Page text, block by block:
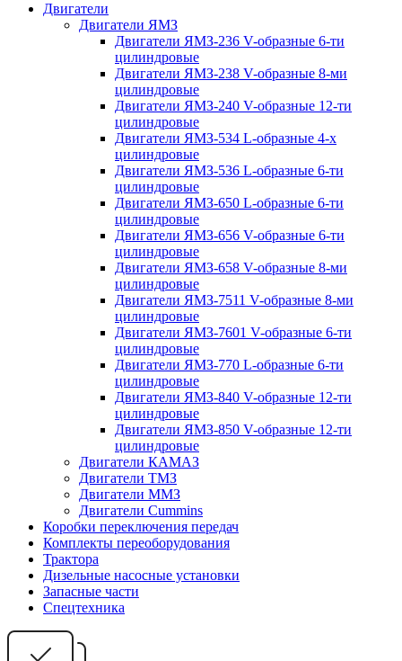
Двигатели
Двигатели ЯМЗ
Двигатели ЯМЗ-236 V-образные 6-ти
цилиндровые
Двигатели ЯМЗ-238 V-образные 8-ми
цилиндровые
Двигатели ЯМЗ-240 V-образные 12-ти
цилиндровые
Двигатели ЯМЗ-534 L-образные 4-х
цилиндровые
Двигатели ЯМЗ-536 L-образные 6-ти
цилиндровые
Двигатели ЯМЗ-650 L-образные 6-ти
цилиндровые
Двигатели ЯМЗ-656 V-образные 6-ти
цилиндровые
Двигатели ЯМЗ-658 V-образные 8-ми
цилиндровые
Двигатели ЯМЗ-7511 V-образные 8-ми
цилиндровые
Двигатели ЯМЗ-7601 V-образные 6-ти
цилиндровые
Двигатели ЯМЗ-770 L-образные 6-ти
цилиндровые
Двигатели ЯМЗ-840 V-образные 12-ти
цилиндровые
Двигатели ЯМЗ-850 V-образные 12-ти
цилиндровые
Двигатели КАМАЗ
Двигатели ТМЗ
Двигатели ММЗ
Двигатели Cummins
Коробки переключения передач
Комплекты переоборудования
Трактора
Дизельные насосные установки
Запасные части
Спецтехника